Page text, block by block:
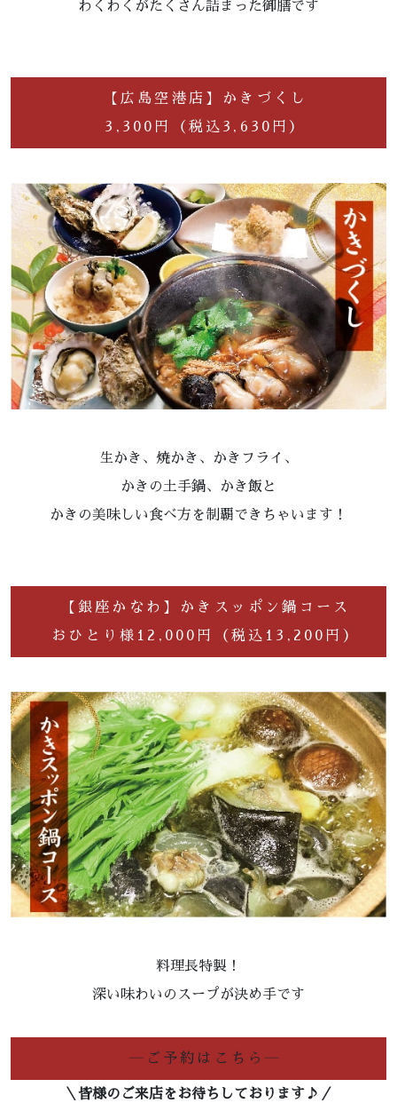
わくわくがたくさん詰まった御膳です
【広島空港店】かきづくし
3,300円（税込3,630円）
生かき、焼かき、かきフライ、
かきの土手鍋、かき飯と
かきの美味しい食べ方を制覇できちゃいます！
【銀座かなわ】かきスッポン鍋コース
おひとり様12,000円（税込13,200円）
料理長特製！
深い味わいのスープが決め手です
―ご予約はこちら―
＼皆様のご来店をお待ちしております♪／